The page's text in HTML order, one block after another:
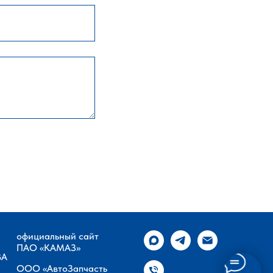
официальный сайт
ПАО «КАМАЗ»
ООО «АвтоЗапчасть